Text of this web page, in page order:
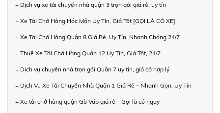
+ Dịch vụ xe tải chuyển nhà quận 3 trọn gói giá rẻ, uy tín
+ Xe Tải Chở Hàng Hóc Môn Uy Tín, Giá Tốt [GỌI LÀ CÓ XE]
+ Xe Tải Chở Hàng Quận 8 Giá Rẻ, Uy Tín, Nhanh Chóng 24/7
+ Thuê Xe Tải Chở Hàng Quận 12 Uy Tín, Giá Tốt, 24/7
+ Dịch vụ chuyển nhà trọn gói Quận 7 uy tín, giá cả hợp lý
+ Dịch Vụ Xe Tải Chuyển Nhà Quận 1 Giá Rẻ – Nhanh Gọn, Uy Tín
+ Xe tải chở hàng quận Gò Vấp giá rẻ – Gọi là có ngay